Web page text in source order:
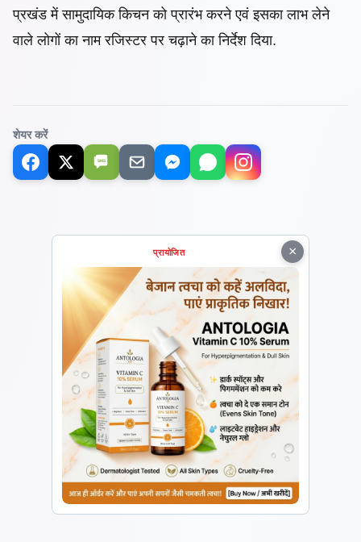
प्रखंड में सामुदायिक किचन को प्रारंभ करने एवं इसका लाभ लेने
वाले लोगों का नाम रजिस्टर पर चढ़ाने का निर्देश दिया.
शेयर करें
SMS
×
प्रायोजित